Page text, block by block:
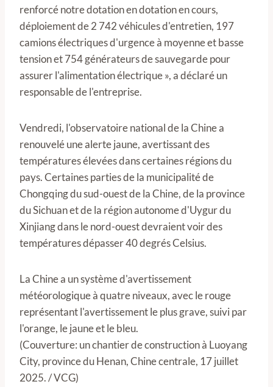
renforcé notre dotation en dotation en cours,
déploiement de 2 742 véhicules d'entretien, 197
camions électriques d'urgence à moyenne et basse
tension et 754 générateurs de sauvegarde pour
assurer l'alimentation électrique », a déclaré un
responsable de l'entreprise.
Vendredi, l'observatoire national de la Chine a
renouvelé une alerte jaune, avertissant des
températures élevées dans certaines régions du
pays. Certaines parties de la municipalité de
Chongqing du sud-ouest de la Chine, de la province
du Sichuan et de la région autonome d'Uygur du
Xinjiang dans le nord-ouest devraient voir des
températures dépasser 40 degrés Celsius.
La Chine a un système d'avertissement
météorologique à quatre niveaux, avec le rouge
représentant l'avertissement le plus grave, suivi par
l'orange, le jaune et le bleu.
(Couverture: un chantier de construction à Luoyang
City, province du Henan, Chine centrale, 17 juillet
2025. / VCG)